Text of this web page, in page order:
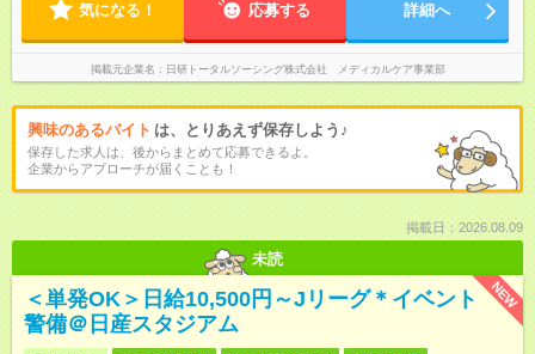
気になる！ 応募する 詳細へ
掲載元企業名 日研トータルソーシング株式会社 メディカルケア事業部
興味のあるバイト は、とりあえず保存しよう♪
保存した求人は、後からまとめて応募できるよ。
企業からアプローチが届くことも！
掲載日：2026.08.09
未読
NEW
＜単発OK＞日給10,500円～Jリーグ＊イベント
警備＠日産スタジアム